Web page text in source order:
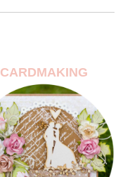
CARDMAKING